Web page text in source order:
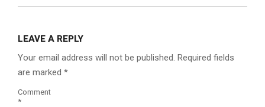
LEAVE A REPLY
Your email address will not be published. Required fields
are marked *
Comment
*